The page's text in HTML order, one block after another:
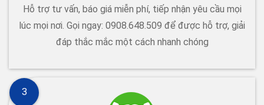
Hỗ trợ tư vấn, báo giá miễn phí, tiếp nhận yêu cầu mọi
lúc mọi nơi. Gọi ngay: 0908.648.509 để được hỗ trợ, giải
đáp thắc mắc một cách nhanh chóng
3